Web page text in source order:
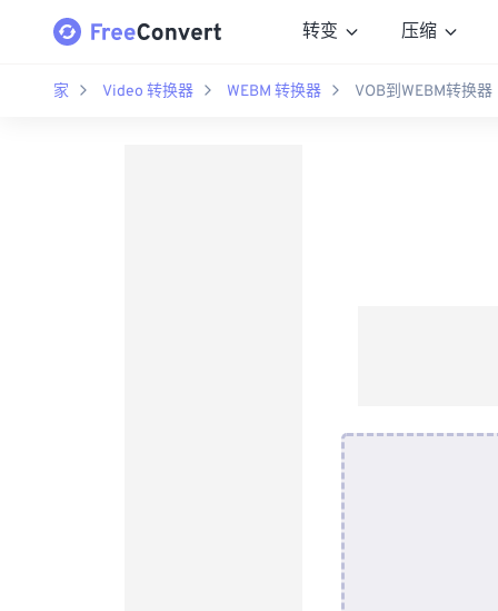
转变 压缩
家 Video 转换器 WEBM 转换器 VOB到WEBM转换器